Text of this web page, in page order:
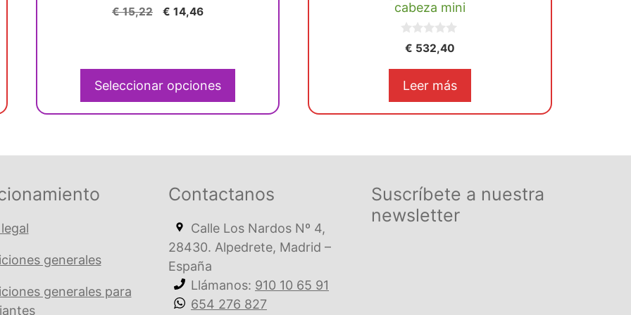
0
d
€15,22
El
€ 14,46El
Seleccionar opciones
producto
cabeza mini
€ 532,40
Leer más
generales
generales para
Contactanos
Calle Los Nardos Nº 4,
28430. Alpedrete, Madrid –
España
Llámanos: 910 10 65 91
654 276 827
Suscríbete a nuestra
newsletter